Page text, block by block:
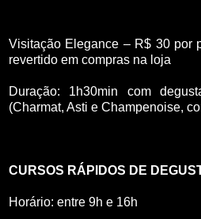
Visitação Elegance – R$ 30 por
revertido em compras na loja
Duração: 1h30min com
(Charmat, Asti e Champenoise,
CURSOS RÁPIDOS DE
Horário: entre 9h e 16h